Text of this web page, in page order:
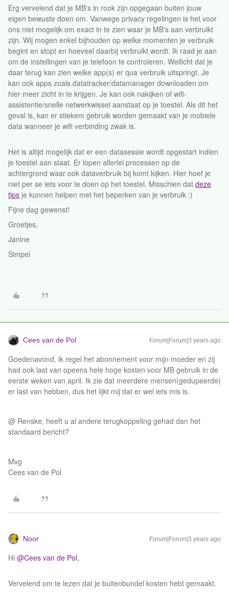
Erg vervelend dat je MB's in rook zijn opgegaan buiten jouw
eigen bewuste doen om. Vanwege privacy regelingen is het voor
ons niet mogelijk om exact in te zien waar je MB's aan verbruikt
zijn. Wij mogen enkel bijhouden op welke momenten je verbruik
begint en stopt en hoeveel daarbij verbruikt wordt. Ik raad je aan
om de instellingen van je telefoon te controleren. Wellicht dat je
daar terug kan zien welke app(s) er qua verbruik uitspringt. Je
kan ook apps zoals datatracker/datamanager downloaden om
hier meer zicht in te krijgen. Je kan ook nakijken of wifi-
assistentie/snelle netwerkwissel aanstaat op je toestel. Als dit het
geval is, kan er stiekem gebruik worden gemaakt van je mobiele
data wanneer je wifi verbinding zwak is.
Het is altijd mogelijk dat er een datasessie wordt opgestart indien
je toestel aan staat. Er lopen allerlei processen op de
achtergrond waar ook dataverbruik bij komt kijken. Hier hoef je
niet per se iets voor te doen op het toestel. Misschien dat deze
tips je kunnen helpen met het beperken van je verbruik :)
Fijne dag gewenst!
Groetjes,
Janine
Simpel
Cees van de Pol Forum|Forum|3 years ago
Goedenavond, ik regel het abonnement voor mijn moeder en zij
had ook last van opeens hele hoge kosten voor MB gebruik in de
eerste weken van april. Ik zie dat meerdere mensen(gedupeerde)
er last van hebben, dus het lijkt mij dat er wel iets mis is.
@ Renske, heeft u al andere terugkoppeling gehad dan het
standaard bericht?
Mvg
Cees van de Pol
Noor Forum|Forum|3 years ago
Hi @Cees van de Pol,
Vervelend om te lezen dat je buitenbundel kosten hebt gemaakt.